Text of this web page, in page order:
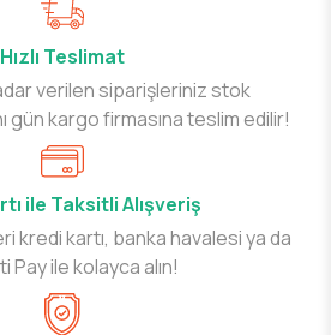
Hızlı Teslimat
verilen siparişleriniz stok
gün kargo firmasına teslim edilir!
ile Taksitli Alışveriş
kredi kartı, banka havalesi ya da
Pay ile kolayca alın!